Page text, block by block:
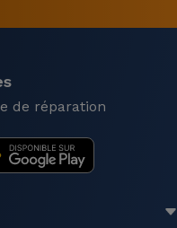
de réparation